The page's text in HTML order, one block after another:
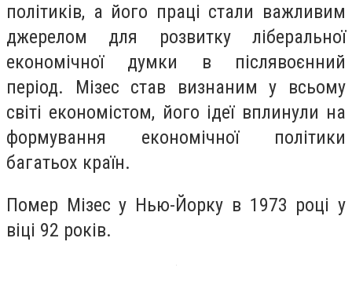
політиків, а його праці стали важливим
джерелом для розвитку ліберальної
економічної думки в післявоєнний
період. Мізес став визнаним у всьому
світі економістом, його ідеї вплинули на
формування економічної політики
багатьох країн.
Помер Мізес у Нью-Йорку в 1973 році у
віці 92 років.